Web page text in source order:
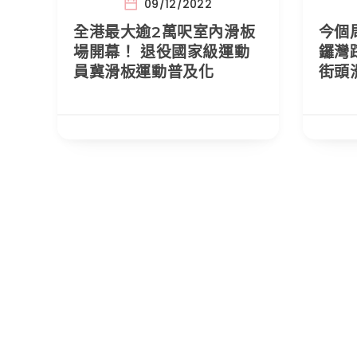
09/12/2022
全港最大逾2萬呎室內滑板
場開幕！ 退役國家級運動
員冀滑板運動普及化
今個
鑼灣
街頭